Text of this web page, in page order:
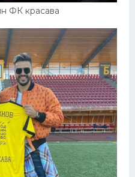
ФК красава